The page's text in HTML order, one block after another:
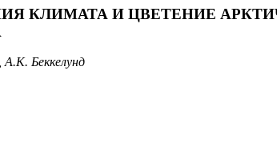
КЛИМАТА И ЦВЕТЕНИЕ
Беккелунд